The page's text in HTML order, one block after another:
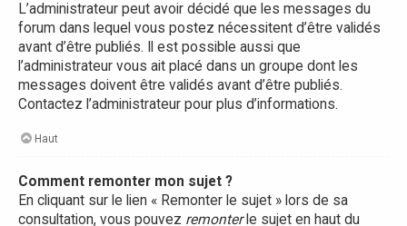
L’administrateur peut avoir décidé que les messages du
forum dans lequel vous postez nécessitent d’être validés
avant d’être publiés. Il est possible aussi que
l’administrateur vous ait placé dans un groupe dont les
messages doivent être validés avant d’être publiés.
Contactez l’administrateur pour plus d’informations.
Haut
Comment remonter mon sujet ?
En cliquant sur le lien « Remonter le sujet » lors de sa
consultation, vous pouvez remonterle sujet en haut du